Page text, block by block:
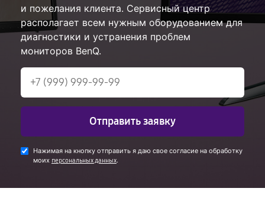
и пожелания клиента. Сервисный центр
располагает всем нужным оборудованием для
диагностики и устранения проблем
мониторов BenQ.
Отправить заявку
Нажимая на кнопку отправить я даю свое согласие на обработку
моих персональных данных.